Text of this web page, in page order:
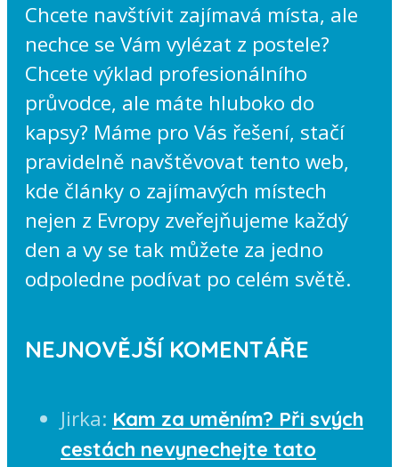
Chcete navštívit zajímavá místa, ale
nechce se Vám vylézat z postele?
Chcete výklad profesionálního
průvodce, ale máte hluboko do
kapsy? Máme pro Vás řešení, stačí
pravidelně navštěvovat tento web,
kde články o zajímavých místech
nejen z Evropy zveřejňujeme každý
den a vy se tak můžete za jedno
odpoledne podívat po celém světě.
NEJNOVĚJŠÍ KOMENTÁŘE
Jirka: Kam za uměním? Při svých
cestách nevynechejte tato